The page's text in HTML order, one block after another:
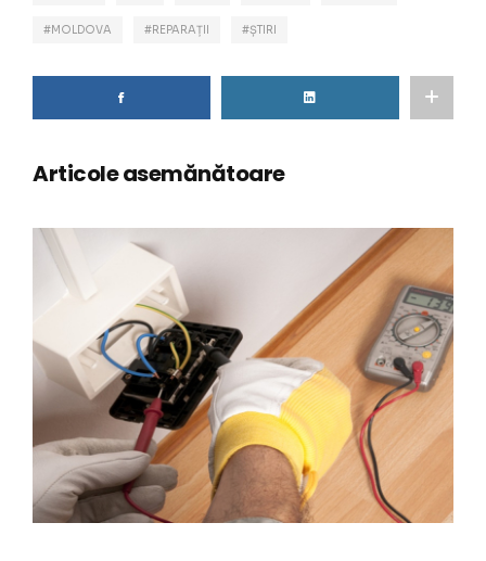
MOLDOVA REPARAȚII ȘTIRI
Articole asemănătoare